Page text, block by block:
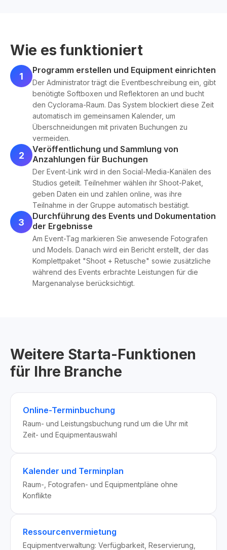
Wie es funktioniert
1
Programm erstellen und Equipment einrichten
Der Administrator trägt die Eventbeschreibung ein, gibt
benötigte Softboxen und Reflektoren an und bucht
den Cyclorama-Raum. Das System blockiert diese Zeit
automatisch im gemeinsamen Kalender, um
Überschneidungen mit privaten Buchungen zu
vermeiden.
2
Veröffentlichung und Sammlung von
Anzahlungen für Buchungen
Der Event-Link wird in den Social-Media-Kanälen des
Studios geteilt. Teilnehmer wählen ihr Shoot-Paket,
geben Daten ein und zahlen online, was ihre
Teilnahme in der Gruppe automatisch bestätigt.
3
Durchführung des Events und Dokumentation
der Ergebnisse
Am Event-Tag markieren Sie anwesende Fotografen
und Models. Danach wird ein Bericht erstellt, der das
Komplettpaket "Shoot + Retusche" sowie zusätzliche
während des Events erbrachte Leistungen für die
Margenanalyse berücksichtigt.
Weitere Starta-Funktionen
für Ihre Branche
Online-Terminbuchung
Raum- und Leistungsbuchung rund um die Uhr mit
Zeit- und Equipmentauswahl
Kalender und Terminplan
Raum-, Fotografen- und Equipmentpläne ohne
Konflikte
Ressourcenvermietung
Equipmentverwaltung: Verfügbarkeit, Reservierung,